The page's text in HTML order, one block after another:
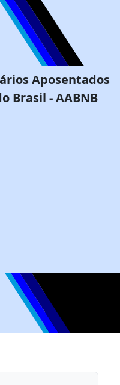
Aposentados
Brasil - AABNB